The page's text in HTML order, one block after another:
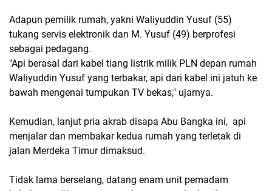
Adapun pemilik rumah, yakni Waliyuddin Yusuf (55)
tukang servis elektronik dan M. Yusuf (49) berprofesi
sebagai pedagang.
"Api berasal dari kabel tiang listrik milik PLN depan rumah
Waliyuddin Yusuf yang terbakar, api dari kabel ini jatuh ke
bawah mengenai tumpukan TV bekas," ujarnya.
Kemudian, lanjut pria akrab disapa Abu Bangka ini, api
menjalar dan membakar kedua rumah yang terletak di
jalan Merdeka Timur dimaksud.
Tidak lama berselang, datang enam unit pemadam